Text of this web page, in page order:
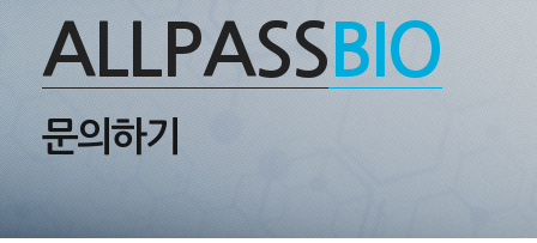
ALLPASS BIO
문의하기